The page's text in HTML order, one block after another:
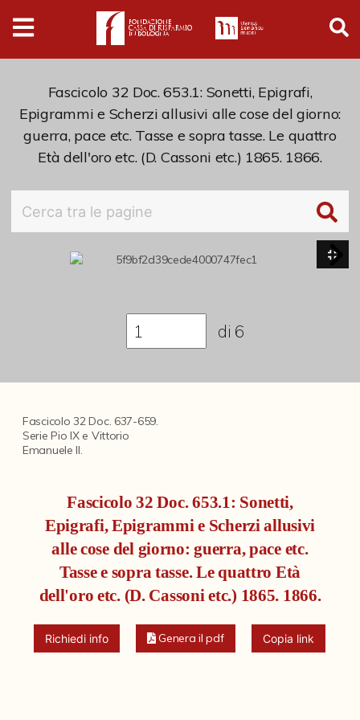
Digital
Humanities
Donazioni
Pubblicazioni
Collezioni
Collezione Brighetti
Ex libris Cavalieri
Fondo Puntoni
Fondo Alfredo Testoni
Fondi Fotografici
Fascicolo 32 Doc. 653.1: Sonetti, Epigrafi,
Epigrammi e Scherzi allusivi alle cose del giorno:
guerra, pace etc. Tasse e sopra tasse. Le quattro
Età dell'oro etc. (D. Cassoni etc.) 1865. 1866.
di 6
Fascicolo 32 Doc. 637-659.
Serie Pio IX e Vittorio
Emanuele II.
Fascicolo 32 Doc. 653.1: Sonetti,
Epigrafi, Epigrammi e Scherzi allusivi
alle cose del giorno: guerra, pace etc.
Tasse e sopra tasse. Le quattro Età
dell'oro etc. (D. Cassoni etc.) 1865. 1866.
Richiedi info Genera il pdf Copia link